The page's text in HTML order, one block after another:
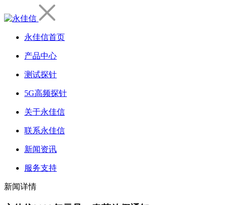
永佳信首页
产品中心
测试探针
5G高频探针
关于永佳信
联系永佳信
新闻资讯
服务支持
新闻详情